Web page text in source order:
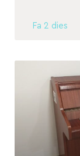
Fa 2 dies